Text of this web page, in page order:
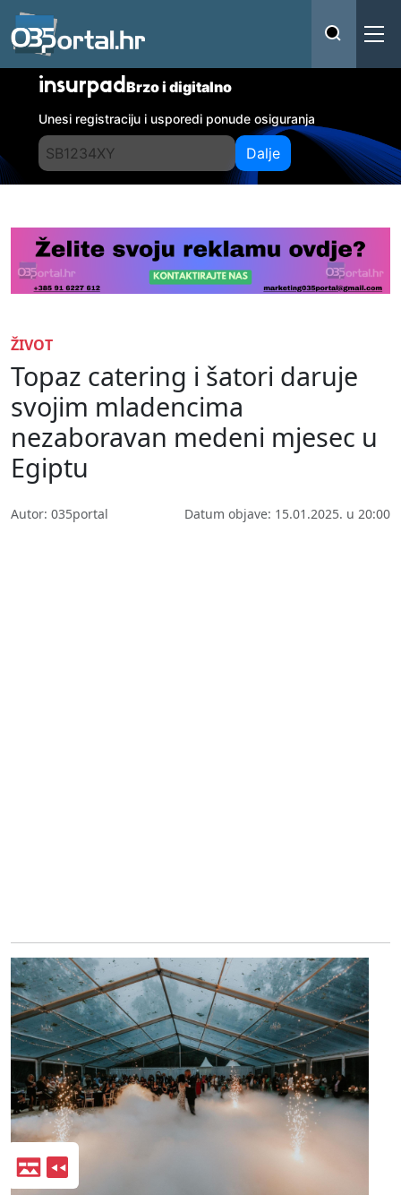
insurpadBrzo i digitalno
Unesi registraciju i usporedi ponude osiguranja
Dalje
ŽIVOT
Topaz catering i šatori daruje
svojim mladencima
nezaboravan medeni mjesec u
Egiptu
Autor: 035portal Datum objave: 15.01.2025. u 20:00